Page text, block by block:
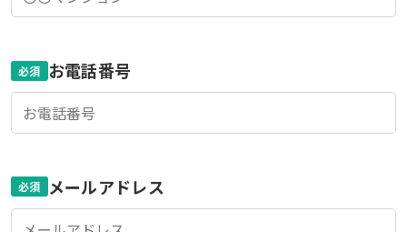
必須 お電話番号
必須 メールアドレス